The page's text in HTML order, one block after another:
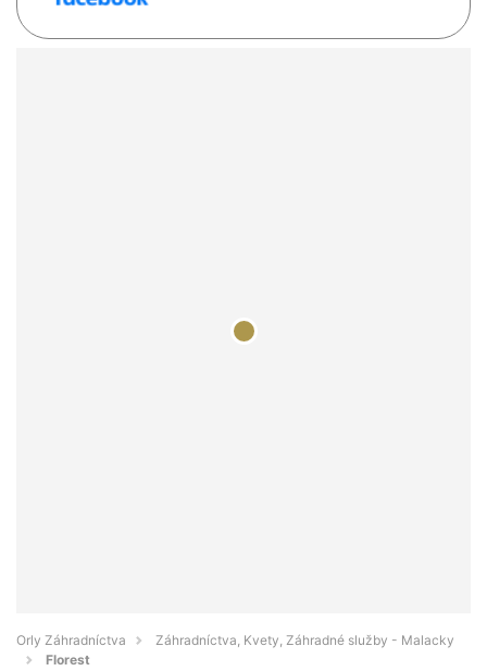
Orly Záhradníctva
Záhradníctva, Kvety, Záhradné služby - Malacky
Florest